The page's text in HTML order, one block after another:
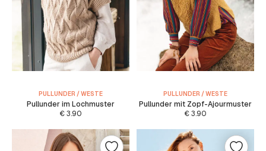
PULLUNDER / WESTE
Pullunder im Lochmuster
€3.90
PULLUNDER / WESTE
Pullunder mit Zopf-Ajourmuster
€3.90